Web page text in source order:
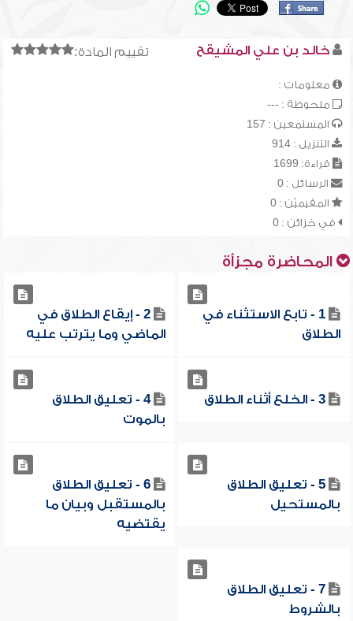
تقييم المادة: خالد بن علي المشيقح
معلومات :
ملحوظة : ---
المستمعين : 157
التنزيل : 914
قراءة: 1699
الرسائل : 0
المقيميّن : 0
في خزائن : 0
المحاضرة مجزأة
1 - تابع الاستثناء في
الطلاق
2 - إيقاع الطلاق في
الماضي وما يترتب عليه
3 - الخلع أثناء الطلاق
4 - تعليق الطلاق
بالموت
5 - تعليق الطلاق
بالمستحيل
6 - تعليق الطلاق
بالمستقبل وبيان ما
يقتضيه
7 - تعليق الطلاق
بالشروط